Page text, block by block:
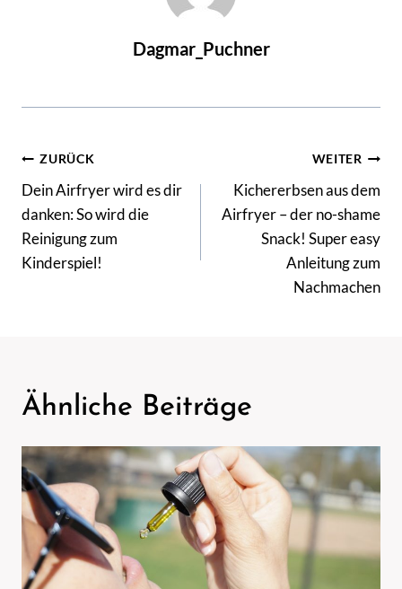
Dagmar_Puchner
Beitrags-
Navigation
ZURÜCK
Dein Airfryer wird es dir
danken: So wird die
Reinigung zum
Kinderspiel!
WEITER
Kichererbsen aus dem
Airfryer – der no-shame
Snack! Super easy
Anleitung zum
Nachmachen
Ähnliche Beiträge